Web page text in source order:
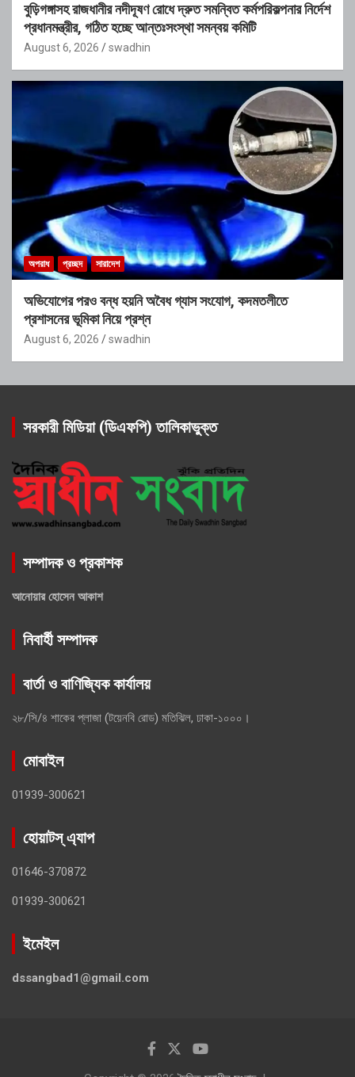
বুড়িগঙ্গাসহ রাজধানীর নদীদূষণ রোধে দ্রুত সমন্বিত কর্মপরিকল্পনার নির্দেশ
প্রধানমন্ত্রীর, গঠিত হচ্ছে আন্তঃসংস্থা সমন্বয় কমিটি
August 6, 2026 swadhin
অপরাধ প্রচ্ছদ সারাদেশ
অভিযোগের পরও বন্ধ হয়নি অবৈধ গ্যাস সংযোগ, কদমতলীতে
প্রশাসনের ভূমিকা নিয়ে প্রশ্ন
August 6, 2026 swadhin
সরকারী মিডিয়া (ডিএফপি) তালিকাভুক্ত
সম্পাদক ও প্রকাশক
আনোয়ার হোসেন আকাশ
নিবার্হী সম্পাদক
বার্তা ও বাণিজ্যিক কার্যালয়
২৮/সি/৪ শাকের প্লাজা (টয়েনবি রোড) মতিঝিল, ঢাকা-১০০০।
মোবাইল
01939-300621
হোয়াটস্ এ্যাপ
01646-370872
01939-300621
ইমেইল
dssangbad1@gmail.com